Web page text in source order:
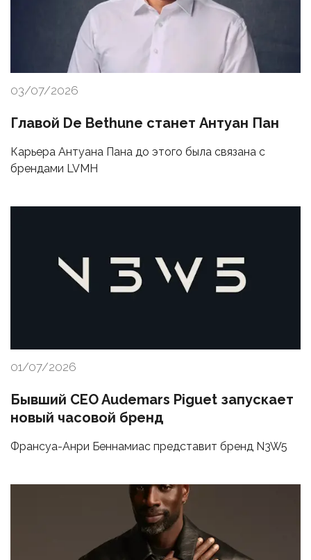
03/07/2026
Главой De Bethune станет Антуан Пан
Карьера Антуана Пана до этого была связана с
брендами LVMH
01/07/2026
Бывший CEO Audemars Piguet запускает
новый часовой бренд
Франсуа-Анри Беннамиас представит бренд N3W5